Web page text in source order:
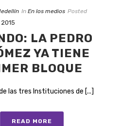
In En los medios Posted
LA PEDRO
YA TIENE
BLOQUE
las tres Instituciones de [...]
READ MORE